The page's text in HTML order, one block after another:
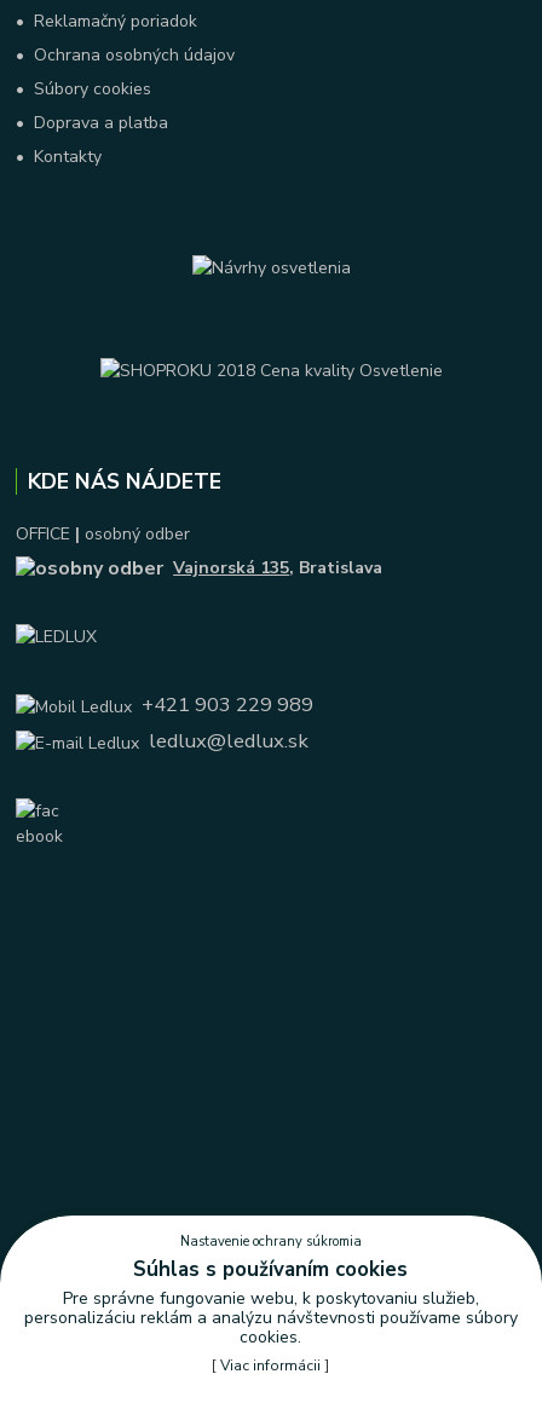
•Reklamačný poriadok
• Ochrana osobných údajov
•Súbory cookies
•Doprava a platba
•Kontakty
KDE NÁS NÁJDETE
OFFICE | osobný odber
Vajnorská 135, Bratislava
+421 903 229 989
ledlux@ledlux.sk
Nastavenie ochrany súkromia
Súhlas s používaním cookies
Pre správne fungovanie webu, k poskytovaniu služieb,
personalizáciu reklám a analýzu návštevnosti používame súbory
cookies.
[Viac informácii ]